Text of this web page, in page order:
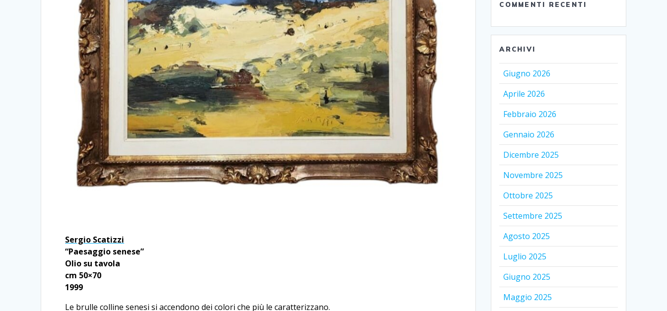
Sergio Scatizzi
“Paesaggio senese”
Olio su tavola
cm 50×70
1999
Le brulle colline senesi si accendono dei colori che più le caratterizzano.
COMMENTI RECENTI
ARCHIVI
Giugno 2026
Aprile 2026
Febbraio 2026
Gennaio 2026
Dicembre 2025
Novembre 2025
Ottobre 2025
Settembre 2025
Agosto 2025
Luglio 2025
Giugno 2025
Maggio 2025